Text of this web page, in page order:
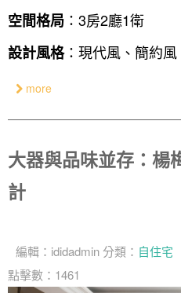
空間格局 ：3房2廳1衛
設計風格：現代風、簡約風
more
大器與品味並存：楊
計
編輯： ididadmin 分類： 自住宅
點擊數：1461